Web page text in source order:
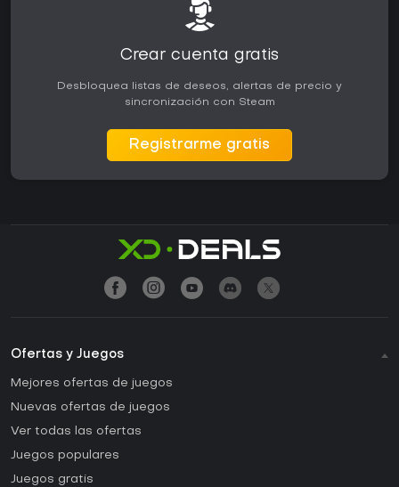
Crear cuenta gratis
Desbloquea listas de deseos, alertas de precio y
sincronización con Steam
Registrarme gratis
Ofertas y Juegos
Mejores ofertas de juegos
Nuevas ofertas de juegos
Ver todas las ofertas
Juegos populares
Juegos gratis